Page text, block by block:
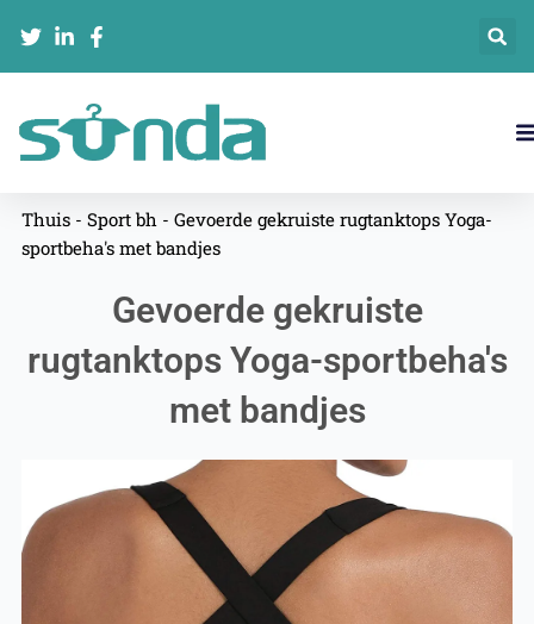
naar
de
Thuis- Sport bh - Gevoerde gekruiste rugtanktops Yoga-
sportbeha's met bandjes
Gevoerde gekruiste
rugtanktops Yoga-sportbeha's
met bandjes